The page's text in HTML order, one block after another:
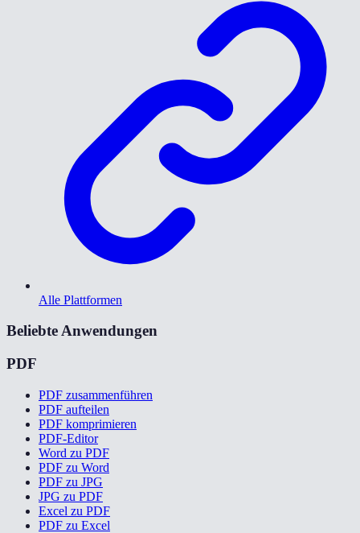
Alle Plattformen
Beliebte Anwendungen
PDF
PDF zusammenführen
PDF aufteilen
PDF komprimieren
PDF-Editor
Word zu PDF
PDF zu Word
PDF zu JPG
JPG zu PDF
Excel zu PDF
PDF zu Excel